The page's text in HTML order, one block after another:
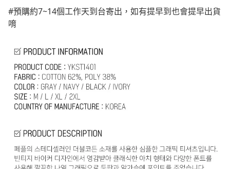
#預購約7~14個工作天到台寄出，如有提早到也會提早出貨
唷